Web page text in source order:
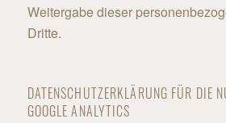
Weitergabe dieser
Dritte.
DATENSCHUTZERKLÄRUNG FÜR DIE
GOOGLE ANALYTICS